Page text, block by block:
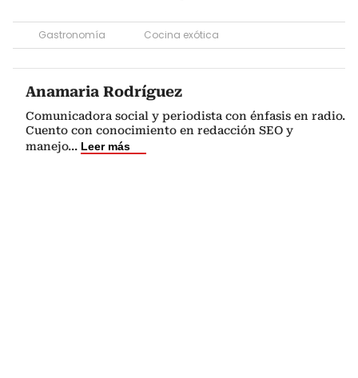
Gastronomía Cocina exótica
Anamaria Rodríguez
Comunicadora social y periodista con énfasis en radio.
Cuento con conocimiento en redacción SEO y
manejo... Leer más